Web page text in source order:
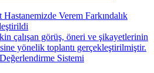
Verem Farkındalık
çalışan görüş, öneri ve şikayetlerinin
yönelik toplantı gerçekleştirilmiştir.
Sistemi